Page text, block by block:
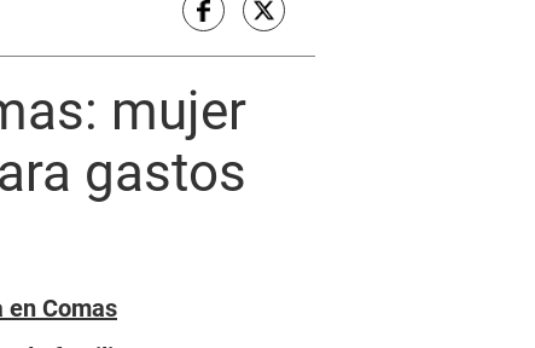
mujer
gastos
en Comas